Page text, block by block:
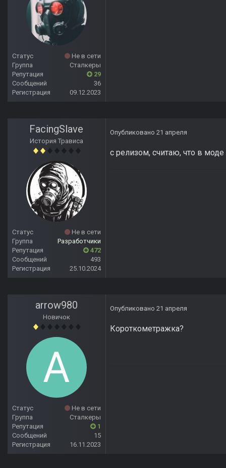
Статус
Не в сети
Группа
Сталкеры
Репутация
29
Сообщений
36
Регистрация
09.12.2023
FacingSlave
История Трависа
Статус
Не в сети
Группа
Разработчики
Репутация
472
Сообщений
493
Регистрация
25.10.2024
Опубликовано 21 апреля
с релизом, считаю, что в
arrow980
Новичок
Статус
Не в сети
Группа
Сталкеры
Репутация
1
Сообщений
15
Регистрация
16.11.2023
Опубликовано 21 апреля
Короткометражка?